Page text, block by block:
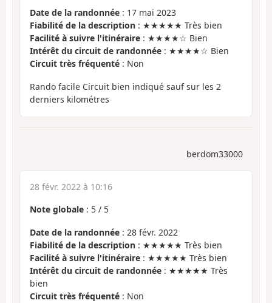
Date de la randonnée : 17 mai 2023
Fiabilité de la description : ★★★★★ Très bien
Facilité à suivre l'itinéraire : ★★★★☆ Bien
Intérêt du circuit de randonnée : ★★★★☆ Bien
Circuit très fréquenté : Non
Rando facile Circuit bien indiqué sauf sur les 2
derniers kilométres
berdom33000
28 févr. 2022 à 10:16
Note globale : 5 / 5
Date de la randonnée : 28 févr. 2022
Fiabilité de la description : ★★★★★ Très bien
Facilité à suivre l'itinéraire : ★★★★★ Très bien
Intérêt du circuit de randonnée : ★★★★★ Très
bien
Circuit très fréquenté : Non